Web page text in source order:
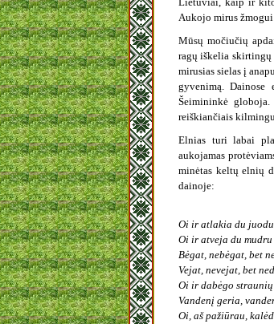
Aukojo mirus
Mūsų močiučių
ragų iškelia
mirusias sielas į
gyvenimą. Dainose
Šeimininkė
reiškiančiais
Elnias turi labai
aukojamas
minėtas keltų elnių
dainoje:
Oi ir atlakia du
Oi ir atveja du
Bėgat, nebėgat, bet
Vejat, nevejat, bet
Oi ir dabėgo
Vandenį geria,
Oi, aš pažiūrau,